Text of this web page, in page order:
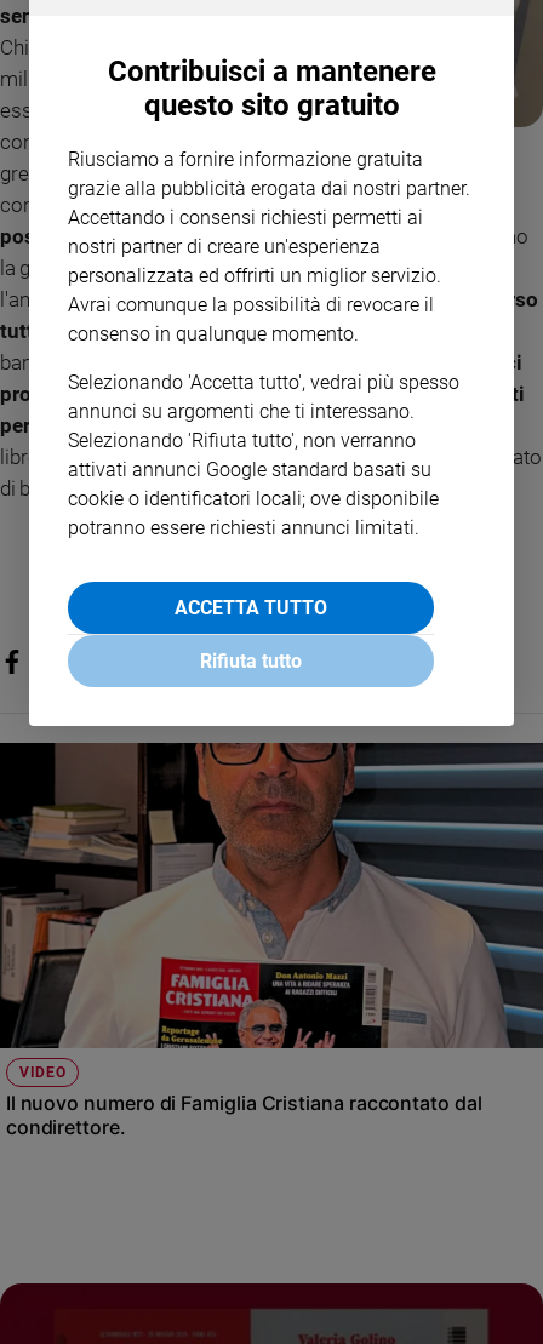
senza disperderla
Chiesa del terzo
millennio non dovrà più
essere dei piangenti
con le sue norme
grette, ma di schiodanti che tolgono i crocifissi ancora
conficcati nella terra e rendono il mondo
un mondo in cui
possiamo e dobbiamo diventare tutti fratelli
. Più togliamo
la gente dai drammi della loro vita e più comunichiamo
l'amore di Gesù. Ecco perchéla culla è una mano tesa verso
tutti
quasi a dover dire che il problema non è di chi lascia il
bambino o lo accoglie, ma di tutti quanti.
La culla termica ci
provoca a essere responsabili e soprattutto coinvolgenti
per dare credito al futuro.Ogni vita che nasce è infatti un
libro aperto sul futuro che non va mai macchiato, ma colorato
di bellezza».
VIDEO
Il nuovo numero di Famiglia Cristiana raccontato dal
condirettore.
Contribuisci a mantenere
questo sito gratuito
Riusciamo a fornire informazione gratuita
grazie alla pubblicità erogata dai nostri partner.
Accettando i consensi richiesti permetti ai
nostri partner di creare un'esperienza
personalizzata ed offrirti un miglior servizio.
Avrai comunque la possibilità di revocare il
consenso in qualunque momento.
Selezionando 'Accetta tutto', vedrai più spesso
annunci su argomenti che ti interessano.
Selezionando 'Rifiuta tutto', non verranno
attivati annunci Google standard basati su
cookie o identificatori locali; ove disponibile
potranno essere richiesti annunci limitati.
ACCETTA TUTTO
Rifiuta tutto